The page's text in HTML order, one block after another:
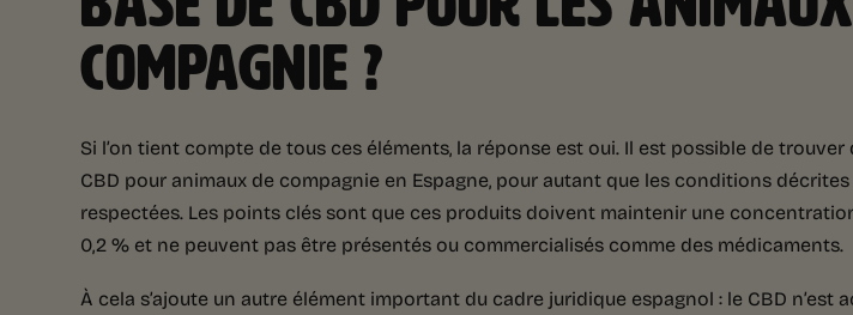
COMPAGNIE ?
Si l’on tient compte de tous ces éléments, la réponse est oui. Il est possible de
CBD pour animaux de compagnie en Espagne, pour autant que les conditions
respectées. Les points clés sont que ces produits doivent maintenir une
0,2 % et ne peuvent pas être présentés ou commercialisés comme des médicaments.
À cela s’ajoute un autre élément important du cadre juridique espagnol : le CBD n’est